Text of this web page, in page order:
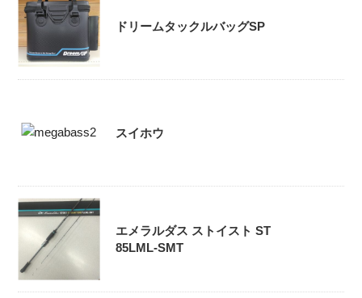
ドリームタックルバッグSP
スイホウ
エメラルダス ストイスト ST
85LML-SMT